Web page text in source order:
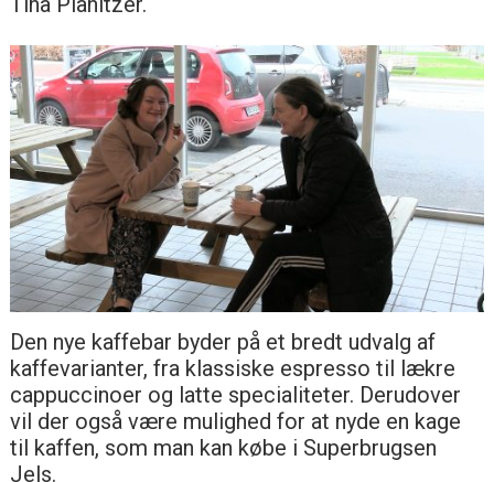
Den nye kaffebar byder på et bredt udvalg af
kaffevarianter, fra klassiske espresso til lækre
cappuccinoer og latte specialiteter. Derudover
vil der også være mulighed for at nyde en kage
til kaffen, som man kan købe i Superbrugsen
Jels.